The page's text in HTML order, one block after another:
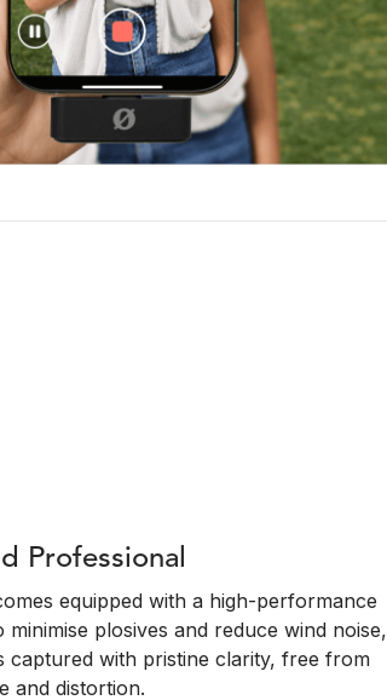
Professional
equipped with a high-performance
minimise plosives and reduce wind noise,
captured with pristine clarity, free from
and distortion.